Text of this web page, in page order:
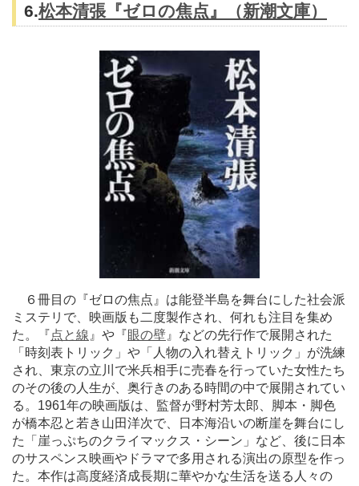
6.松本清張『ゼロの焦点』（新潮文庫）
６冊目の『ゼロの焦点』は能登半島を舞台にした社会派
ミステリで、映画版も二度製作され、何れも注目を集め
た。『点と線 』や『眼の壁 』などの先行作で展開された
「時刻表トリック」や「人物の入れ替えトリック」が洗練
され、東京の立川で米兵相手に売春を行っていた女性たち
のその後の人生が、奥行きのある時間の中で展開されてい
る。1961年の映画版は、監督が野村芳太郎、脚本・脚色
が橋本忍と若き山田洋次で、日本海沿いの断崖を舞台にし
た「崖っぷちのクライマックス・シーン」など、後に日本
のサスペンス映画やドラマで多用される演出の原型を作っ
た。本作は高度経済成長期に華やかな生活を送る人々の